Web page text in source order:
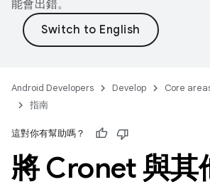
能會出錯。
Android Developers Develop Core
指南
這對你有幫助嗎？
將 Cronet 與其